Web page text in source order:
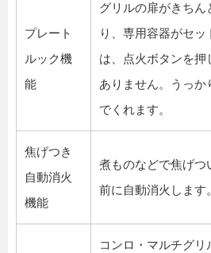
プレート
ルック機
能
グリルの扉がきちん
り、専用容器がセ
は、点火ボタンを押
ありません。うっか
でくれます。
焦げつき
自動消火
機能
煮ものなどで焦げつ
前に自動消火します。
コンロ・マルチグリ